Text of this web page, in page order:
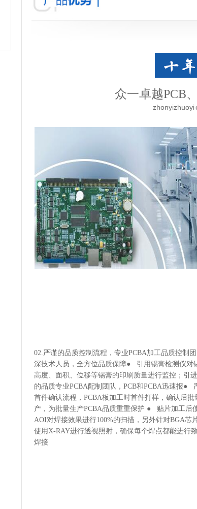
众一卓越PCB
zhonyizhuoyi
02.严谨的品质控制流程，专业PCBA加工品质控制
深技术人员，全方位品质保障● 引用锡膏检测仪对
高度、面积、位移等锡膏的印刷质量进行监控；引
的品质专业PCBA配制团队，PCB和PCBA迅速报●
首件确认流程，PCBA板加工时首件打样，确认后批
产，为批量生产PCBA品质重重保护 ● 贴片加工后
AOI对焊接效果进行100%的扫描，另外针对BGA芯
使用X-RAY进行透视照射，确保每个焊点都能进行
焊接